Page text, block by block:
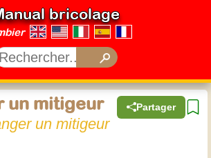
bricolage
Partager
un mitigeur
un mitigeur